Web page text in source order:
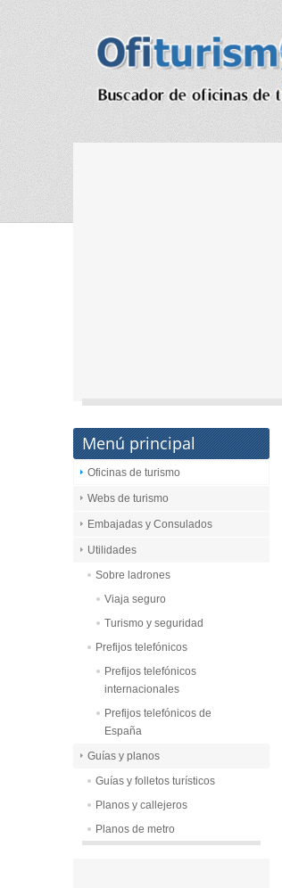
Menú principal
Oficinas de turismo
Webs de turismo
Embajadas y Consulados
Utilidades
Sobre ladrones
Viaja seguro
Turismo y seguridad
Prefijos telefónicos
Prefijos telefónicos
internacionales
Prefijos telefónicos de
España
Guías y planos
Guías y folletos turísticos
Planos y callejeros
Planos de metro